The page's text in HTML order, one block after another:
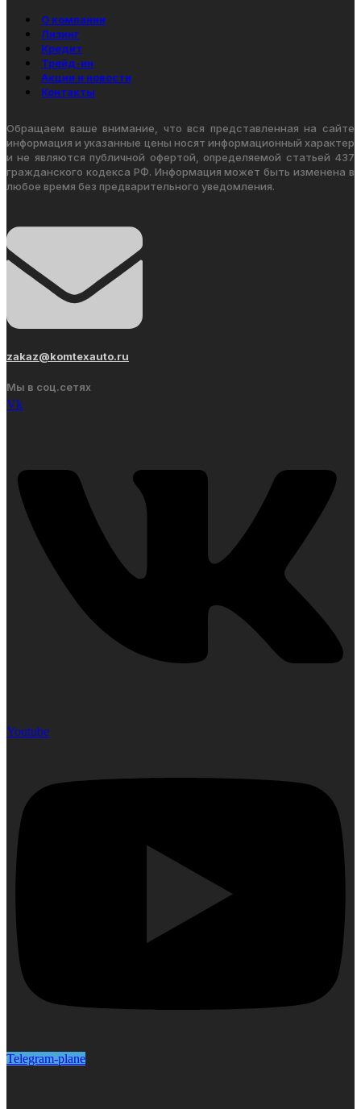
О компании
Лизинг
Кредит
Трейд-ин
Акции и новости
Контакты
Обращаем ваше внимание, что вся представленная на сайте
информация и указанные цены носят информационный характер
и не являются публичной офертой, определяемой статьей 437
гражданского кодекса РФ. Информация может быть изменена в
любое время без предварительного уведомления.
zakaz@komtexauto.ru
Мы в соц.сетях
Vk
Youtube
Telegram-plane